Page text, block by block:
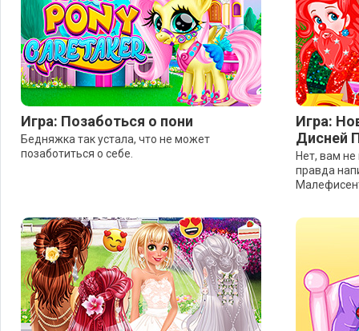
Игра: Позаботься о пони
Бедняжка так устала, что не может
позаботиться о себе.
Игра:
Дисней
Нет, вам не
правда